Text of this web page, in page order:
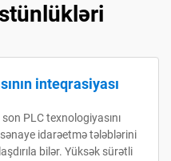
inteqrasiyası
PLC texnologiyasını
idarəetmə tələblərini
bilər. Yüksək sürətli